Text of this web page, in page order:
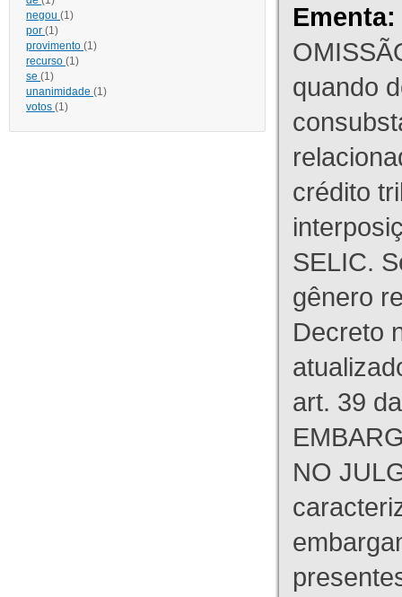
negou (1)
por (1)
provimento (1)
recurso (1)
se (1)
unanimidade (1)
votos (1)
Ementa:
quando
crédito
SELIC.
gênero
Decreto
art. 39
NO